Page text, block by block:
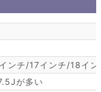
ンチ/17インチ/18イン
が多い